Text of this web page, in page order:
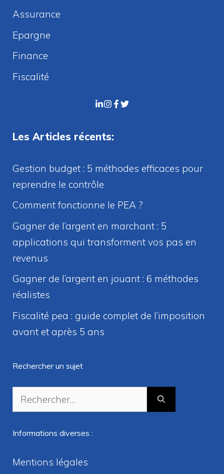
Assurance
Epargne
Finance
Fiscalité
Les Articles récents:
Gestion budget : 5 méthodes efficaces pour
reprendre le contrôle
Comment fonctionne le PEA ?
Gagner de l’argent en marchant : 5
applications qui transforment vos pas en
revenus
Gagner de l’argent en jouant : 6 méthodes
réalistes
Fiscalité pea : guide complet de l’imposition
avant et après 5 ans
Rechercher un sujet
Rechercher :
Informations diverses :
Mentions légales